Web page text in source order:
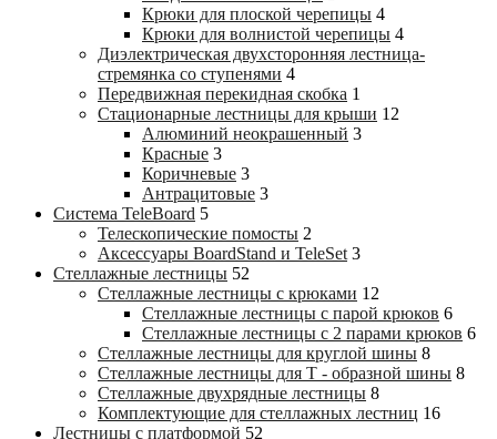
Крюки для плоской черепицы 4
Крюки для волнистой черепицы 4
Диэлектрическая двухсторонняя лестница-
стремянка со ступенями 4
Передвижная перекидная скобка 1
Стационарные лестницы для крыши 12
Алюминий неокрашенный 3
Красные 3
Коричневые 3
Антрацитовые 3
Система TeleBoard 5
Телескопические помосты 2
Аксессуары BoardStand и TeleSet 3
Стеллажные лестницы 52
Стеллажные лестницы с крюками 12
Стеллажные лестницы с парой крюков 6
Стеллажные лестницы c 2 парами крюков 6
Стеллажные лестницы для круглой шины 8
Стеллажные лестницы для Т - образной шины 8
Стеллажные двухрядные лестницы 8
Комплектующие для стеллажных лестниц 16
Лестницы с платформой 52